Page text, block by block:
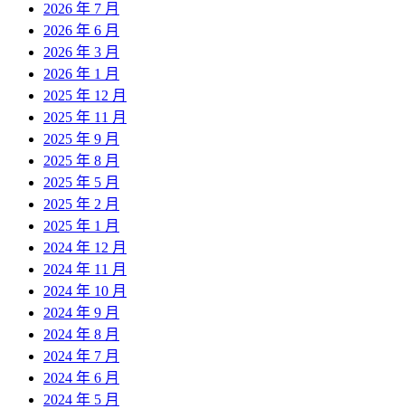
2026 年 7 月
2026 年 6 月
2026 年 3 月
2026 年 1 月
2025 年 12 月
2025 年 11 月
2025 年 9 月
2025 年 8 月
2025 年 5 月
2025 年 2 月
2025 年 1 月
2024 年 12 月
2024 年 11 月
2024 年 10 月
2024 年 9 月
2024 年 8 月
2024 年 7 月
2024 年 6 月
2024 年 5 月